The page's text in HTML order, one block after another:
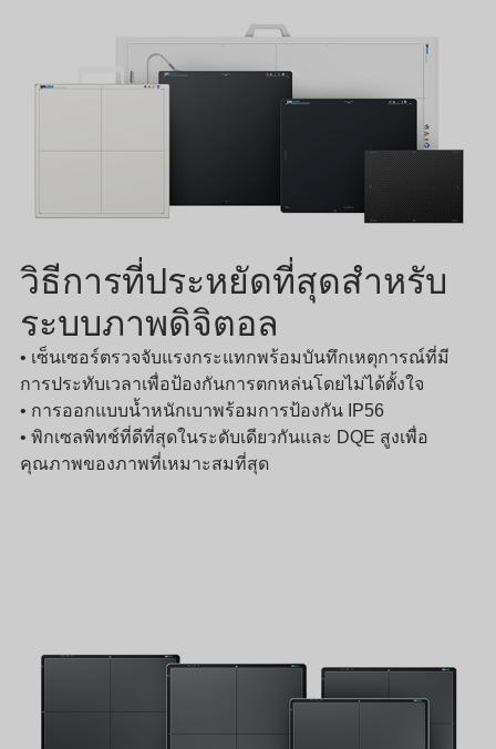
วิธีการที่ประหยัดที่สุดสำหรับ
ระบบภาพดิจิตอล
• เซ็นเซอร์ตรวจจับแรงกระแทกพร้อมบันทึกเหตุการณ์ที่มี
การประทับเวลาเพื่อป้องกันการตกหล่นโดยไม่ได้ตั้งใจ
• การออกแบบน้ำหนักเบาพร้อมการป้องกัน IP56
• พิกเซลพิทช์ที่ดีที่สุดในระดับเดียวกันและ DQE สูงเพื่อ
คุณภาพของภาพที่เหมาะสมที่สุด